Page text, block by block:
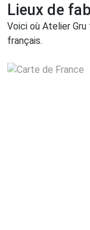
Lieux de
Voici où Atelier
français.